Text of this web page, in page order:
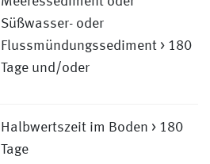
Süßwasser- oder
Flussmündungssediment > 180
Tage und/oder
Halbwertszeit im Boden > 180
Tage